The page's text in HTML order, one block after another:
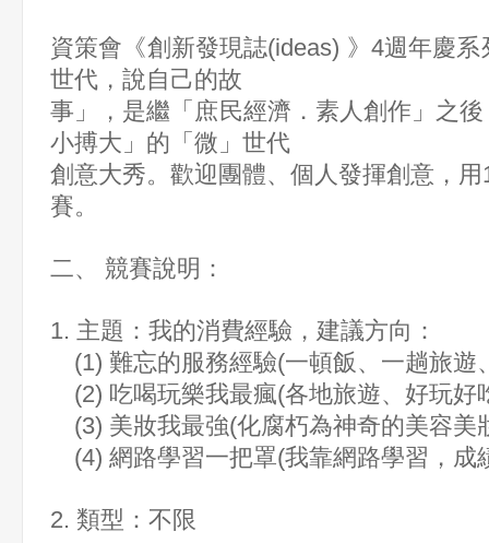
資策會《創新發現誌(ideas) 》4週年慶
世代，說自己的故
事」，是繼「庶民經濟．素人創作」之
小搏大」的「微」世代
創意大秀。歡迎團體、個人發揮創意，
賽。
二、 競賽說明：
1. 主題：我的消費經驗，建議方向：
(1) 難忘的服務經驗(一頓飯、一趟旅
(2) 吃喝玩樂我最瘋(各地旅遊、好玩
(3) 美妝我最強(化腐朽為神奇的美容美
(4) 網路學習一把罩(我靠網路學習，成
2. 類型：不限